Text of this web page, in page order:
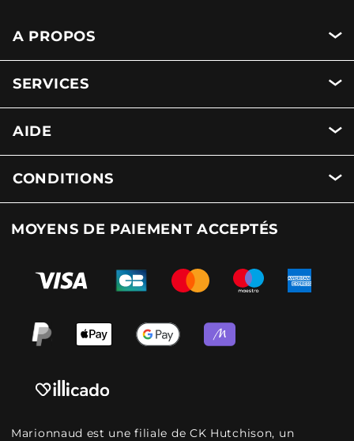
A PROPOS
SERVICES
AIDE
CONDITIONS
MOYENS DE PAIEMENT ACCEPTÉS
Marionnaud est une filiale de CK Hutchison, un